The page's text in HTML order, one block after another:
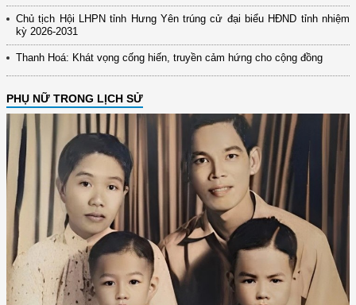
Chủ tịch Hội LHPN tỉnh Hưng Yên trúng cử đại biểu HĐND tỉnh nhiệm
kỳ 2026-2031
Thanh Hoá: Khát vọng cống hiến, truyền cảm hứng cho cộng đồng
PHỤ NỮ TRONG LỊCH SỬ